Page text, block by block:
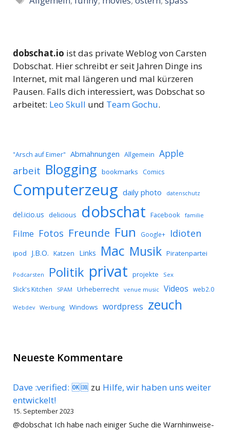
dobschat.io ist das private Weblog von Carsten
Dobschat. Hier schreibt er seit Jahren Dinge ins
Internet, mit mal längeren und mal kürzeren
Pausen. Falls dich interessiert, was Dobschat so
arbeitet: Leo Skull und Team Gochu.
"Arsch auf Eimer" Abmahnungen Allgemein Apple
arbeit Blogging bookmarks Comics
Computerzeug daily photo datenschutz
del.icio.us delicious dobschat Facebook familie
Filme Fotos Freunde Fun Google+ Idioten
ipod J.B.O. Katzen Links Mac Musik Piratenpartei
Podcarsten Politik privat projekte Sex
Slick's Kitchen SPAM Urheberrecht venue music Videos web2.0
Webdev Werbung Windows wordpress zeuch
Neueste Kommentare
Dave :verified: 🆗🆒 zu Hilfe, wir haben uns weiter
entwickelt!
15. September 2023
@dobschat Ich habe nach einiger Suche die Warnhinweise-